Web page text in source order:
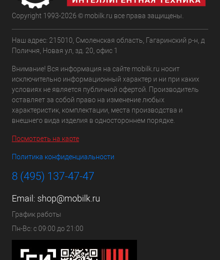
Copyright 1993-2026 © mobilk.ru все права защищены.
Наш адрес: 215010, Смоленская область, Гагаринский р-н, д
Поличня, Новая ул, зд. 20, офис 1
Внимание! Вся информация на сайте mobilk.ru носит
исключительно информационный характер и ни при каких
условиях не является публичной офертой. Производитель
оставляет за собой право на изменение любых
характеристик, комплектации, места производства и
внешнего вида изделия в одностороннем порядке.
Посмотреть на карте
Политика конфиденциальности
8 (495) 137-47-47
Email: shop@mobilk.ru
График работы
Пн-Вс: с 09:00 до 21:00